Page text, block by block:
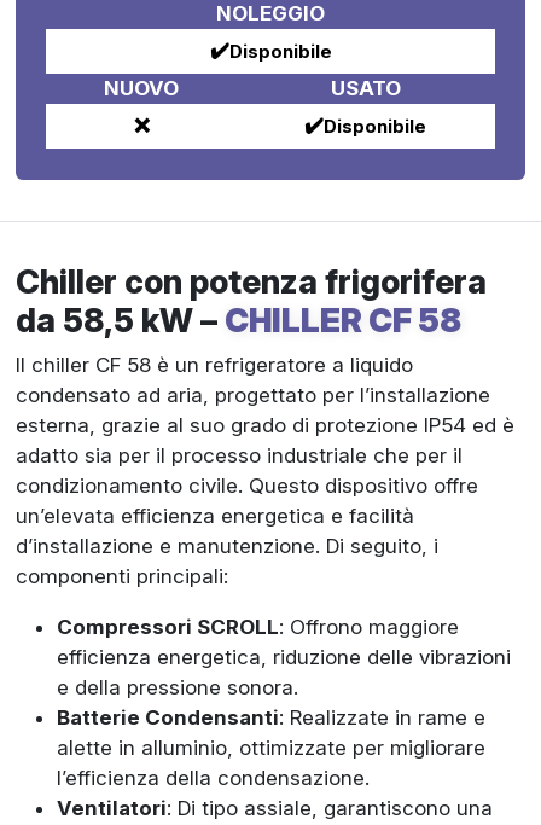
NOLEGGIO
✔️Disponibile
NUOVO
❌
USATO
✔️Disponibile
Chiller con potenza frigorifera
da 58,5 kW – CHILLER CF 58
Il chiller CF 58 è un refrigeratore a liquido
condensato ad aria, progettato per l’installazione
esterna, grazie al suo grado di protezione IP54 ed è
adatto sia per il processo industriale che per il
condizionamento civile. Questo dispositivo offre
un’elevata efficienza energetica e facilità
d’installazione e manutenzione. Di seguito, i
componenti principali:
Compressori SCROLL: Offrono maggiore
efficienza energetica, riduzione delle vibrazioni
e della pressione sonora.
Batterie Condensanti: Realizzate in rame e
alette in alluminio, ottimizzate per migliorare
l’efficienza della condensazione.
Ventilatori: Di tipo assiale, garantiscono una